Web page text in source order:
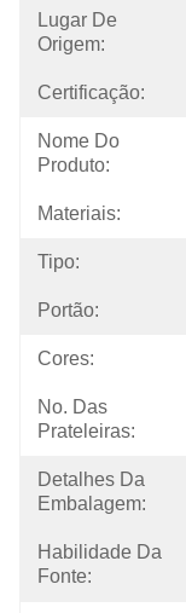
Lugar De
Origem:
Certificação:
Nome Do
Produto:
Materiais:
Tipo:
Portão:
Cores:
No. Das
Prateleiras:
Detalhes Da
Embalagem:
Habilidade Da
Fonte: